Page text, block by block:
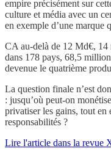
empire précisément sur
culture et média avec un
en exemple d’une marque
CA au-delà de 12 Md€, 14
dans 178 pays, 68,5
devenue le quatrième
La question finale n’est
: jusqu’où peut-on
privatiser les gains, tout en
responsabilités ?
Lire l'article dans la revue